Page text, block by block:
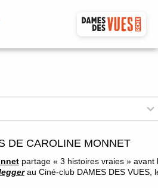
DE CAROLINE MONNET
partage « 3 histoires vraies » avant
au Ciné-club DAMES DES VUES,